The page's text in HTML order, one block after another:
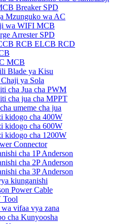
Breaker SPD
Mzunguko wa AC
wa WIFI MCB
Arrester SPD
RCB ELCB RCD
MCB
Blade ya Kisu
ya Sola
cha Jua cha PWM
cha jua cha MPPT
umeme cha jua
kidogo cha 400W
kidogo cha 600W
kidogo cha 1200W
Connector
cha 1P Anderson
cha 2P Anderson
cha 3P Anderson
kiunganishi
Power Cable
Tool
vifaa vya zana
cha Kunyoosha